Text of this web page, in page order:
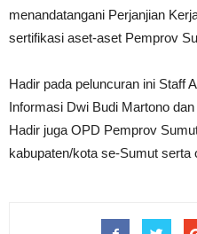
menandatangani Perjanjian
sertifikasi aset-aset Pemprov
Hadir pada peluncuran ini Staff
Informasi Dwi Budi Martono
Hadir juga OPD Pemprov
kabupaten/kota se-Sumut serta